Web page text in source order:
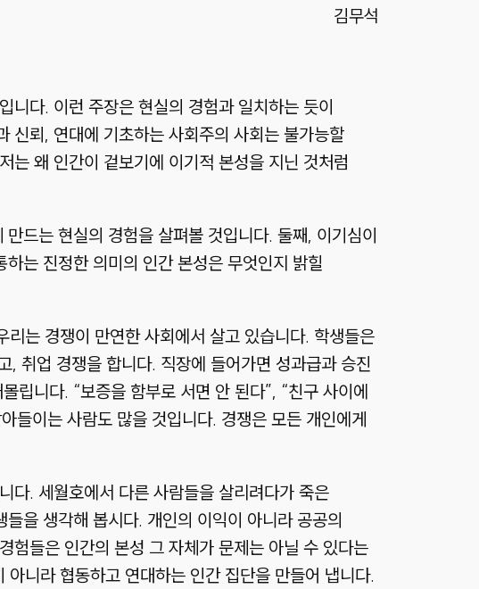
김무석
니다. 이런 주장은 현실의 경험과 일치하는 듯이
신뢰, 연대에 기초하는 사회주의 사회는 불가능할
는 왜 인간이 겉보기에 이기적 본성을 지닌 것처럼
드는 현실의 경험을 살펴볼 것입니다. 둘째, 이기심이
는 진정한 의미의 인간 본성은 무엇인지 밝힐
는 경쟁이 만연한 사회에서 살고 있습니다. 학생들은
취업 경쟁을 합니다. 직장에 들어가면 성과급과 승진
립니다. “보증을 함부로 서면 안 된다”, “친구 사이에
들이는 사람도 많을 것입니다. 경쟁은 모든 개인에게
다. 세월호에서 다른 사람들을 살리려다가 죽은
을 생각해 봅시다. 개인의 이익이 아니라 공공의
험들은 인간의 본성 그 자체가 문제는 아닐 수 있다는
니라 협동하고 연대하는 인간 집단을 만들어 냅니다.